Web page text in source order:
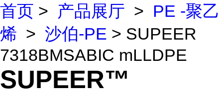
首页 > 产品展厅 > PE -聚乙
烯 > 沙伯-PE > SUPEER
7318BMSABIC mLLDPE
SUPEER™